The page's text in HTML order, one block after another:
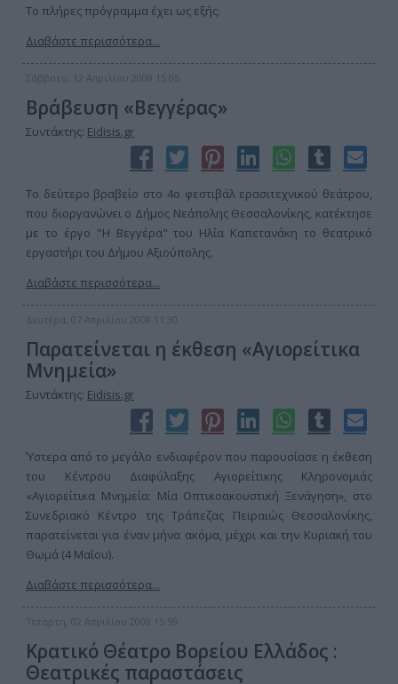
Το πλήρες πρόγραμμα έχει ως εξής:
Διαβάστε περισσότερα...
Σάββατο, 12 Απριλίου 2008 15:05
Βράβευση «Βεγγέρας»
Συντάκτης: Eidisis.gr
Το δεύτερο βραβείο στο 4ο φεστιβάλ ερασιτεχνικού θεάτρου,
που διοργανώνει ο Δήμος Νεάπολης Θεσσαλονίκης, κατέκτησε
με το έργο "Η Βεγγέρα" του Ηλία Καπετανάκη το θεατρικό
εργαστήρι του Δήμου Αξιούπολης.
Διαβάστε περισσότερα...
Δευτέρα, 07 Απριλίου 2008 11:30
Παρατείνεται η έκθεση «Αγιορείτικα
Μνημεία»
Συντάκτης: Eidisis.gr
Ύστερα από το μεγάλο ενδιαφέρον που παρουσίασε η έκθεση
του Κέντρου Διαφύλαξης Αγιορείτικης Κληρονομιάς
«Αγιορείτικα Μνημεία: Μία Οπτικοακουστική Ξενάγηση», στο
Συνεδριακό Κέντρο της Τράπεζας Πειραιώς Θεσσαλονίκης,
παρατείνεται για έναν μήνα ακόμα, μέχρι και την Κυριακή του
Θωμά (4 Μαΐου).
Διαβάστε περισσότερα...
Τετάρτη, 02 Απριλίου 2008 15:59
Κρατικό Θέατρο Βορείου Ελλάδος :
Θεατρικές παραστάσεις